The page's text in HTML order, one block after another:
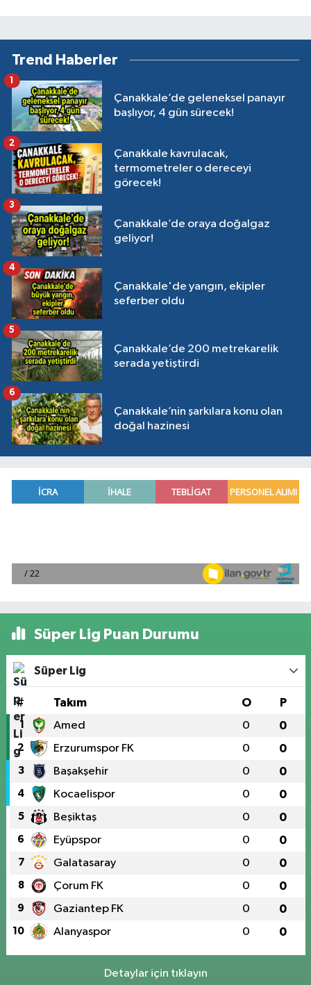
Trend Haberler
Çanakkale’de geleneksel panayır
başlıyor, 4 gün sürecek!
1
Çanakkale kavrulacak,
termometreler o dereceyi
görecek!
2
Çanakkale’de oraya doğalgaz
geliyor!
3
Çanakkale'de yangın, ekipler
seferber oldu
4
Çanakkale’de 200 metrekarelik
serada yetiştirdi
5
Çanakkale’nin şarkılara konu olan
doğal hazinesi
6
Süper Lig Puan Durumu
Süper Lig
# Takım O P
1 Amed 0 0
2 Erzurumspor FK 0 0
3 Başakşehir 0 0
4 Kocaelispor 0 0
5 Beşiktaş 0 0
6 Eyüpspor 0 0
7 Galatasaray 0 0
8 Çorum FK 0 0
9 Gaziantep FK 0 0
10 Alanyaspor 0 0
Detaylar için tıklayın